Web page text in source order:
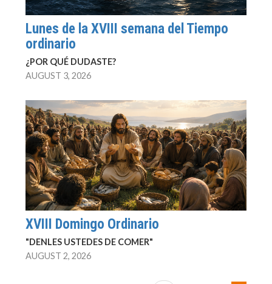
Lunes de la XVIII semana del Tiempo
ordinario
¿POR QUÉ DUDASTE?
AUGUST 3, 2026
XVIII Domingo Ordinario
"DENLES USTEDES DE COMER"
AUGUST 2, 2026